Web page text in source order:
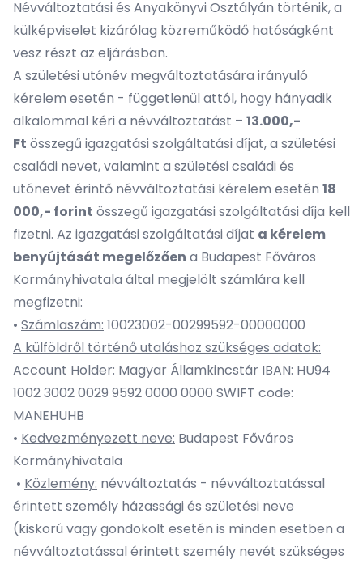
Névváltoztatási és Anyakönyvi Osztályán történik, a
külképviselet kizárólag közreműködő hatóságként
vesz részt az eljárásban.
A születési utónév megváltoztatására irányuló
kérelem esetén - függetlenül attól, hogy hányadik
alkalommal kéri a névváltoztatást – 13.000,-
Ft összegű igazgatási szolgáltatási díjat, a születési
családi nevet, valamint a születési családi és
utónevet érintő névváltoztatási kérelem esetén 18
000,- forint összegű igazgatási szolgáltatási díja kell
fizetni. Az igazgatási szolgáltatási díjat a kérelem
benyújtását megelőzően a Budapest Főváros
Kormányhivatala által megjelölt számlára kell
megfizetni:
• Számlaszám: 10023002-00299592-00000000
A külföldről történő utaláshoz szükséges adatok:
Account Holder: Magyar Államkincstár IBAN: HU94
1002 3002 0029 9592 0000 0000 SWIFT code:
MANEHUHB
• Kedvezményezett neve: Budapest Főváros
Kormányhivatala
• Közlemény: névváltoztatás - névváltoztatással
érintett személy házassági és születési neve
(kiskorú vagy gondokolt esetén is minden esetben a
névváltoztatással érintett személy nevét szükséges